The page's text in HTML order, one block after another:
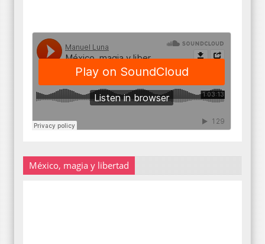
México, magia y libertad